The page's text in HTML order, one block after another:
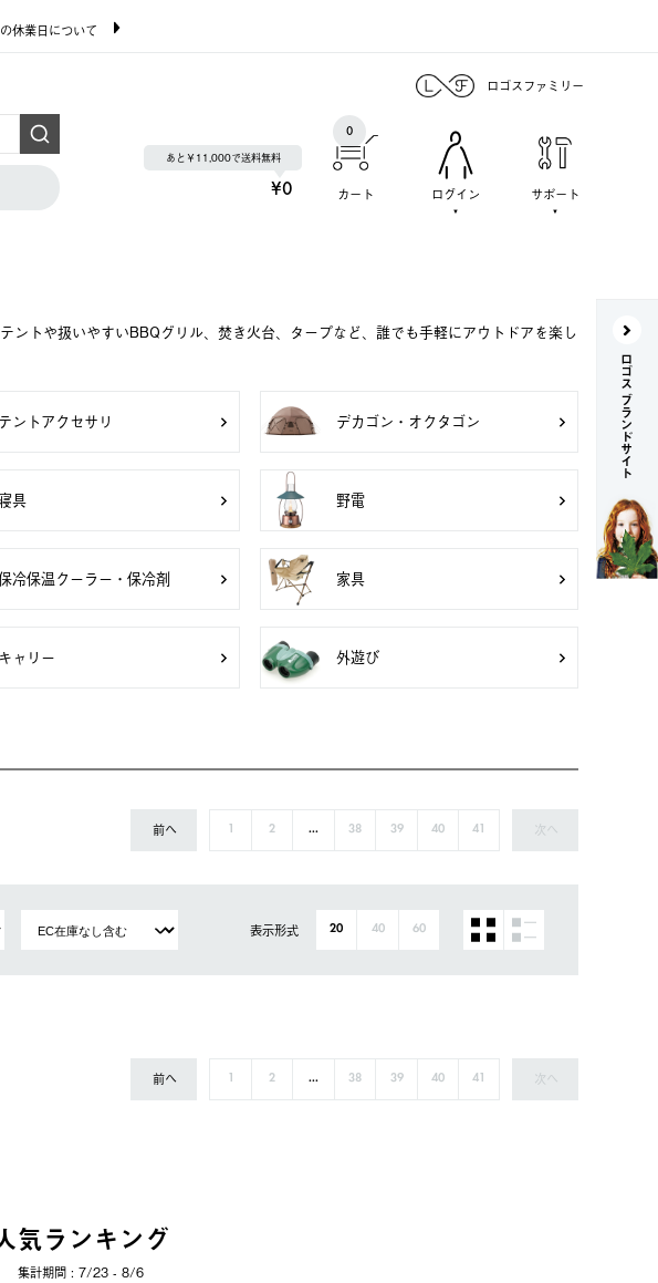
休業日について
ロゴスファミリー
あと￥11,000で送料無料
¥0 カート
0
ログイン サポート
ントや扱いやすいBBQグリル、焚き火台、タープなど、誰でも手軽にアウトドアを楽し
テントアクセサリ デカゴン・オクタゴン
具 野電
冷保温クーラー・保冷剤 家具
キャリー 外遊び
前へ 1 2 ... 38 39 40 41 次へ
表示形式 20 40 60
前へ 1 2 ... 38 39 40 41 次へ
気ランキング
集計期間 : 7/23 - 8/6
ロゴス ブランドサイト